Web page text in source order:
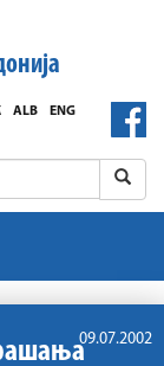
ENG
ALB
09.07.2002